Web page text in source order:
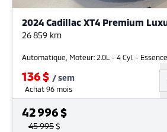
2024 Cadillac XT4 Premium
26 859 km
Automatique, Moteur: 2.0L - 4 Cyl. - Essence
136$ /sem
Achat 96 mois
42 996$
45 995$